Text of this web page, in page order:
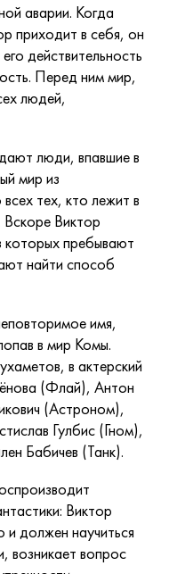
аварии. Когда
приходит в себя, он
действительность
Перед ним мир,
людей,
люди, впавшие в
мир из
тех, кто лежит в
Вскоре Виктор
которых пребывают
найти способ
имя,
в мир Комы.
в актерский
(Флай), Антон
(Астроном),
Гулбис (Гном),
Бабичев (Танк).
Виктор
должен научиться
возникает вопрос